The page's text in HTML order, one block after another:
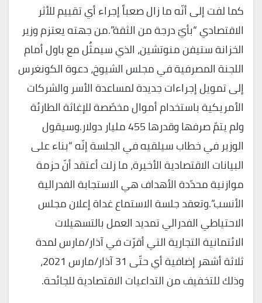
كما لفت إلى أنّه ما زال صعباً إجراء أي تقييم للأثر
الاقتصادي “بأيّ درجة من الثقة”.من جهته يعتزم وزير
الخزانة ستيفن منوتشين، الذي سيمثُل مع باول أمام
اللجنة المصرفية في مجلس الشيوخ، دعوة الكونغرس
إلى تمويل إجراءات جديدة لمساعدة الأسر والشركات
الأمريكية باستخدام أموال مخصّصة للإغاثة الطارئة
ولم يتمّ صرفها وقدرها 455 مليار دولار.وسيقول
الوزير في خطاب سيلقيه في الجلسة إنّه “بناء على
البيانات الاقتصادية الأخيرة، ما زلت أعتقد أنّ حزمة
موازنية محدّدة الأهداف هي الاستجابة الفدرالية
الأنسب”.وتعقد جلسة الاستماع غداة إعلان مجلس
الاحتياطي الفدرالي تمديد العمل بالتسهيلات
الائتمانية التجارية التي أقرّت في آذار/مارس لمدة
ثلاثة أشهر إضافية أي حتّى 31 آذار/مارس 2021،
وذلك للتخفيف من التداعيات الاقتصادية للجائحة.